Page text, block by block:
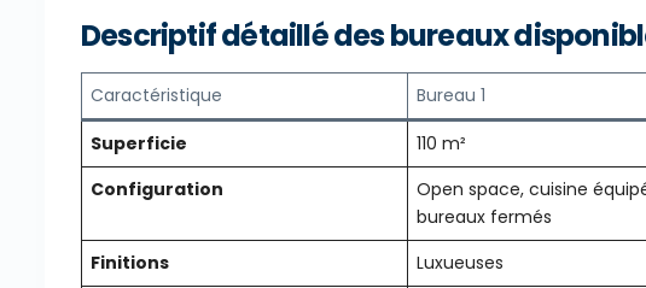
Descriptif détaillé des bureaux
Caractéristique Bureau 1
Superficie
110 m²
Configuration
Open space, cuisine
bureaux fermés
Finitions
Luxueuses